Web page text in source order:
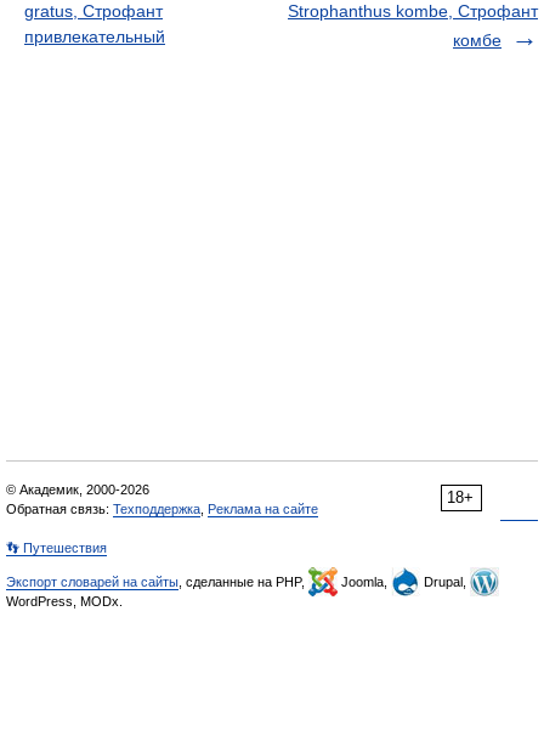
gratus, Строфант
привлекательный
Strophanthus kombe, Строфант
комбе
18+
© Академик, 2000-2026
Обратная связь: Техподдержка Реклама на сайте
👣 Путешествия
Экспорт словарей на сайты , сделанные на PHP, Joomla,
Drupal,
WordPress, MODx.